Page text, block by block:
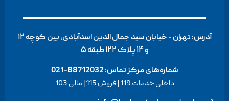
آدرس: تهران - خیابان سید جمال الدین اسدآبادی، بین کوچه ۱۲
و ۱۴ پلاک ۱۲۲ طبقه ۵
شماره‌های مرکز تماس:88712032-021
داخلی خدمات 119 | فروش 115 | مالی 103